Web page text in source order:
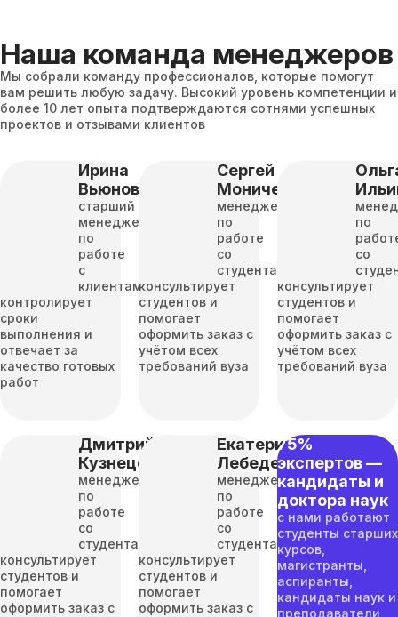
Наша команда менеджеров
Мы собрали команду профессионалов, которые помогут
вам решить любую задачу. Высокий уровень компетенции и
более 10 лет опыта подтверждаются сотнями успешных
проектов и отзывами клиентов
Ирина
Вьюнова
старший
менеджер
по
работе
с
клиентами
контролирует
сроки
выполнения и
отвечает за
качество готовых
работ
Сергей
Моничев
менеджер
по
работе
со
студентами
консультирует
студентов и
помогает
оформить заказ с
учётом всех
требований вуза
по
со
консультирует
студентов и
помогает
оформить заказ с
учётом всех
требований вуза
Дмитрий
Кузнецов
менеджер
по
работе
со
студентами
консультирует
студентов и
помогает
оформить заказ с
Екатерина
Лебедева
менеджер
по
работе
со
студентами
консультирует
студентов и
помогает
оформить заказ с
75%
экспертов —
кандидаты и
доктора наук
с нами работают
студенты старших
курсов,
магистранты,
аспиранты,
кандидаты наук и
преподаватели